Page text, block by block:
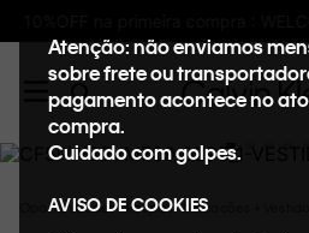
Frete
Atenção: não enviamos
sobre frete ou
pagamento acontece no
compra.
Cuidado com golpes.
AVISO DE COOKIES
Oportunidades Roupas Macacões + Vestidos